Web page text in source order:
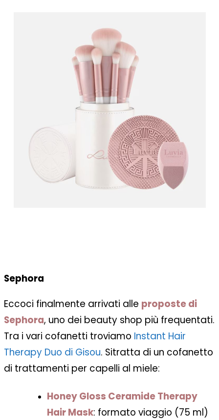
Sephora
Eccoci finalmente arrivati alle proposte di
Sephora, uno dei beauty shop più frequentati.
Tra i vari cofanetti troviamo Instant Hair
Therapy Duo di Gisou. Sitratta di un cofanetto
di trattamenti per capelli al miele:
Honey Gloss Ceramide Therapy
Hair Mask: formato viaggio (75 ml)